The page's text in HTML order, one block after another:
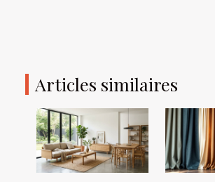
Articles similaires